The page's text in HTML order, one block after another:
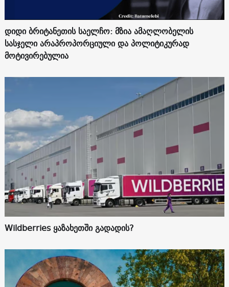
დიდი ბრიტანეთის საელჩო: მზია ამაღლობელის
სასჯელი არაპროპორციული და პოლიტიკურად
მოტივირებულია
Wildberries ყაზახეთში გადადის?